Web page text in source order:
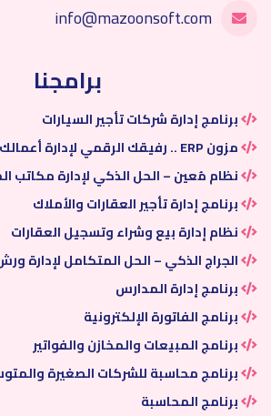
info@mazoonsoft.com
برامجنا
برنامج إدارة شركات تأجير السيارات
مزون ERP .. رفيقك الرقمي لإدارة أعمالك من مكان واحد
نظام مُعين – الحل الذكي لإدارة مكاتب
برنامج إدارة تأجير العقارات والأملاك
نظام إدارة بيع وشراء وتسجيل العقارات
الجراج الذكي – الحل المتكامل لإدارة
برنامج إدارة المدارس
برنامج الفاتورة الإلكترونية
برنامج المبيعات والمخازن والفواتير
برنامج محاسبة للشركات الصغيرة
برنامج المحاسبة